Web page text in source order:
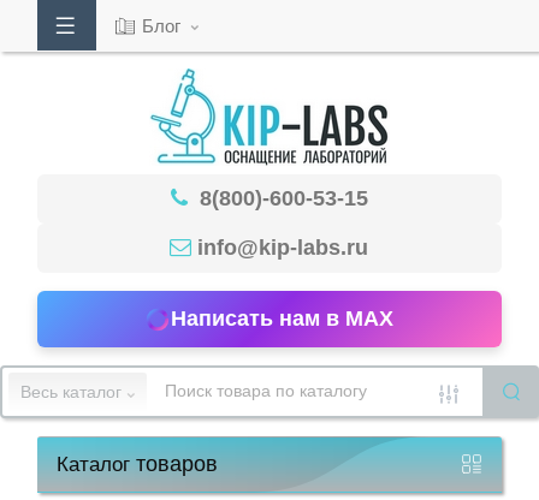
53-
15
Блог
8(800)-600-53-15
info@kip-labs.ru
Написать нам в MAX
Весь каталог
Каталогтоваров